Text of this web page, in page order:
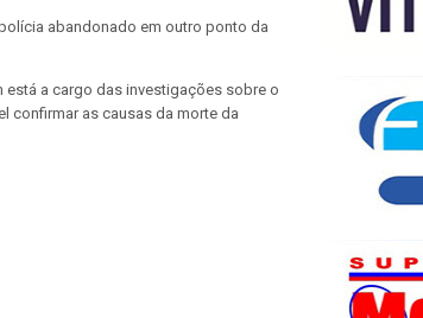
abandonado em outro ponto da
está a cargo das investigações sobre o
confirmar as causas da morte da